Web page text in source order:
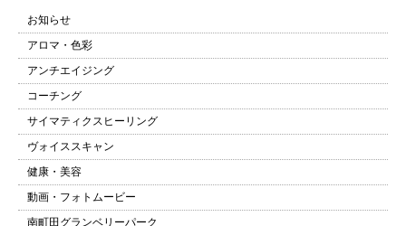
お知らせ
アロマ・色彩
アンチエイジング
コーチング
サイマティクスヒーリング
ヴォイススキャン
健康・美容
動画・フォトムービー
南町田グランベリーパーク